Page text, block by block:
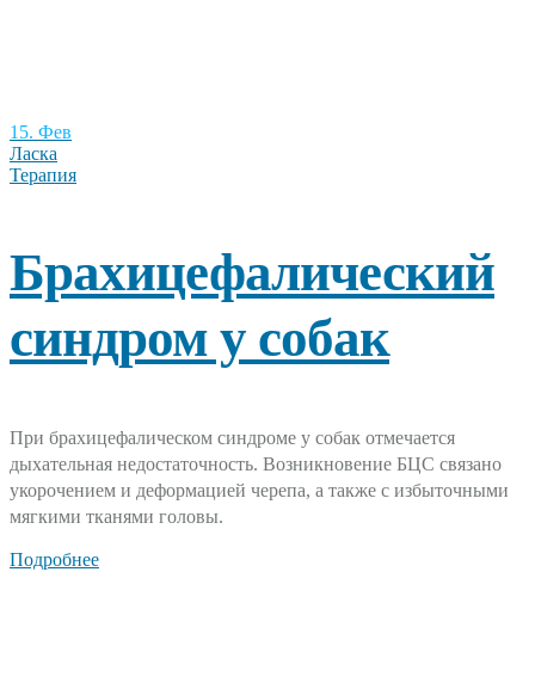
15. Фев
Ласка
Терапия
Брахицефалический
синдром у собак
При брахицефалическом синдроме у собак отмечается
дыхательная недостаточность. Возникновение БЦС связано
укорочением и деформацией черепа, а также с избыточными
мягкими тканями головы.
Подробнее